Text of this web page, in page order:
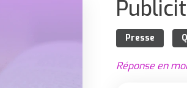
Presse
Réponse en